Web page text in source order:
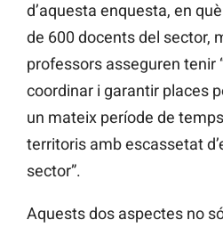
d’aquesta enquesta, en
de 600 docents del sector,
professors asseguren tenir
coordinar i garantir places
un mateix període de
territoris amb escassetat
sector”.
Aquests dos aspectes no